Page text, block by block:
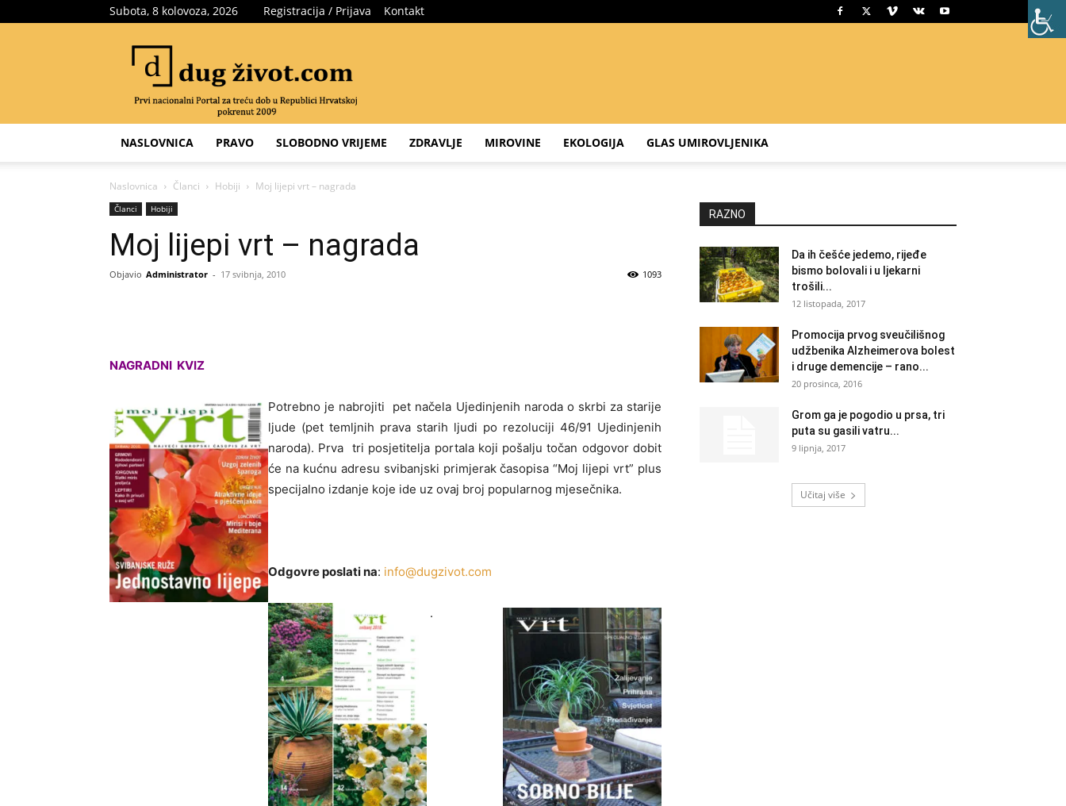
Subota, 8 kolovoza, 2026 Registracija / Prijava Kontakt
za
treću
dob
NASLOVNICA PRAVO SLOBODNO VRIJEME ZDRAVLJE MIROVINE EKOLOGIJA GLAS UMIROVLJENIKA
Naslovnica Članci Hobiji Moj lijepi vrt – nagrada
Članci Hobiji
Moj lijepi vrt – nagrada
Objavio Administrator - 17 svibnja, 2010 1093
NAGRADNI KVIZ
Potrebno je nabrojiti pet načela Ujedinjenih naroda o skrbi za starije
ljude (pet temljnih prava starih ljudi po rezoluciji 46/91 Ujedinjenih
naroda). Prva tri posjetitelja portala koji pošalju točan odgovor dobit
će na kućnu adresu svibanjski primjerak časopisa “Moj lijepi vrt” plus
specijalno izdanje koje ide uz ovaj broj popularnog mjesečnika.
Odgovre poslati na: info@dugzivot.com
.
RAZNO
Da ih češće jedemo, rijeđe
bismo bolovali i u ljekarni
trošili...
12 listopada, 2017
Promocija prvog sveučilišnog
udžbenika Alzheimerova bolest
i druge demencije – rano...
20 prosinca, 2016
Grom ga je pogodio u prsa, tri
puta su gasili vatru...
9 lipnja, 2017
Učitaj više